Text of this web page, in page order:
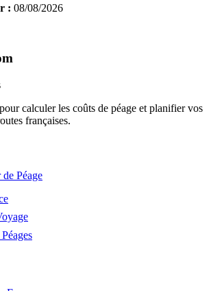
: 08/08/2026
calculer les coûts de péage et planifier vos
françaises.
Péage